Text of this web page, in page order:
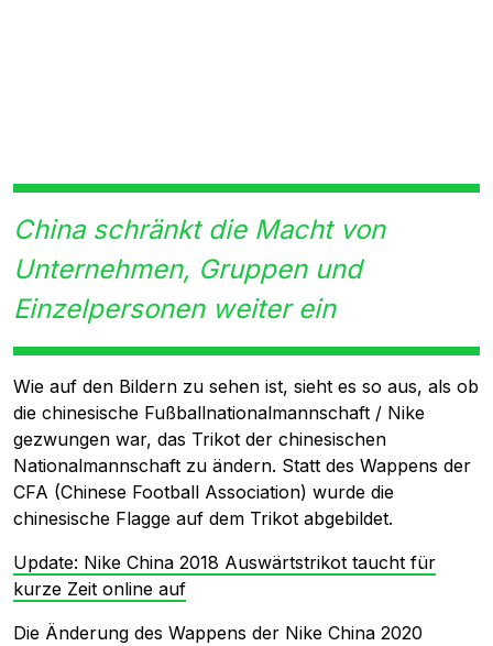
China schränkt die Macht von
Unternehmen, Gruppen und
Einzelpersonen weiter ein
Wie auf den Bildern zu sehen ist, sieht es so aus, als ob
die chinesische Fußballnationalmannschaft / Nike
gezwungen war, das Trikot der chinesischen
Nationalmannschaft zu ändern. Statt des Wappens der
CFA (Chinese Football Association) wurde die
chinesische Flagge auf dem Trikot abgebildet.
Update: Nike China 2018 Auswärtstrikot taucht für
kurze Zeit online auf
Die Änderung des Wappens der Nike China 2020